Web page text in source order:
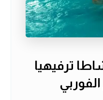
ترفيهيا